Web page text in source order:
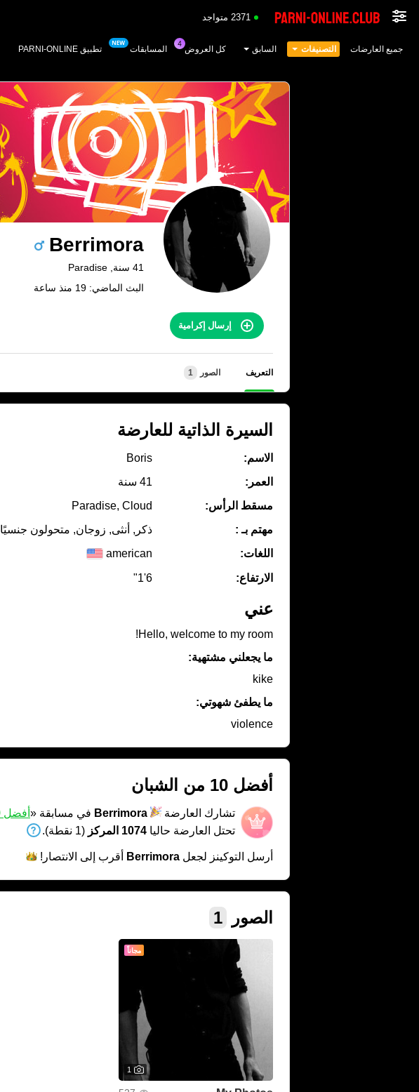
2371 متواجد
جميع العارضات التصنيفات السابق كل العروض المسابقات تطبيق PARNI-ONLINE
Berrimora
41 سنة, Paradise
البث الماضي: 19 منذ ساعة
إرسال إكرامية
التعريف الصور 1
السيرة الذاتية للعارضة
الاسم:
Boris
العمر:
41 سنة
مسقط الرأس:
Paradise, Cloud
مهتم بـ :
ذكر, أنثى, زوجان, متحولون جنسيًا
اللغات:
american
الارتفاع: 6'1"
عني
Hello, welcome to my room!
ما يجعلني مشتهية:
kike
ما يطفئ شهوتي:
violence
أفضل 10 من الشبان
تشارك العارضة Berrimora في مسابقة « أفضل 10 من الشبان
تحتل العارضة حاليا 1074 المركز (1 نقطة).
أرسل التوكينز لجعل Berrimora أقرب إلى الانتصار!
الصور 1
مجاناً
1